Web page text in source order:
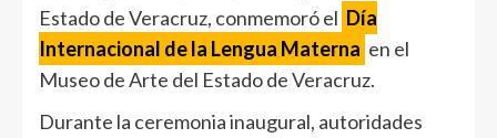
Estado de Veracruz, conmemoró el Día
Internacional de la Lengua Materna en el
Museo de Arte del Estado de Veracruz.
Durante la ceremonia inaugural, autoridades